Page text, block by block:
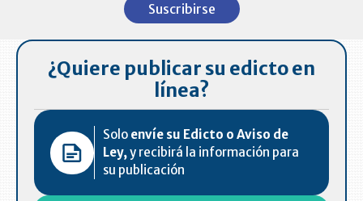
Suscribirse
¿Quiere publicar su edicto en
línea?
Solo envíe su Edicto o Aviso de
Ley,y recibirá la información para
su publicación